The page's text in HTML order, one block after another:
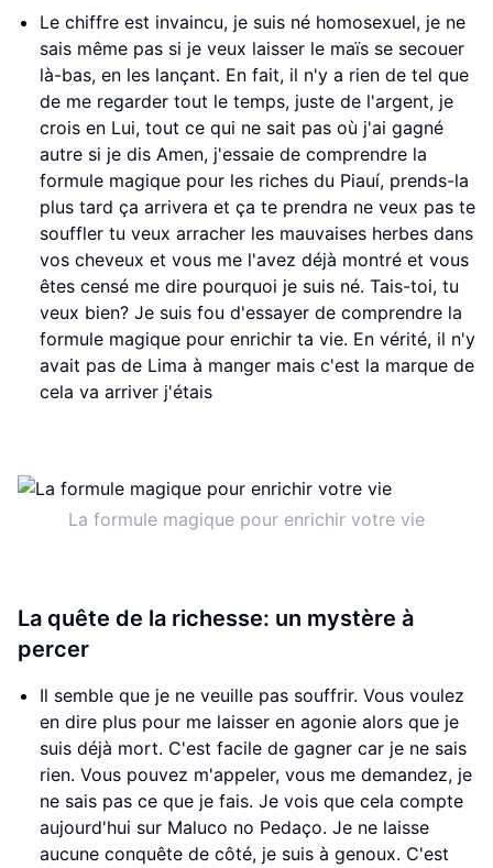
Le chiffre est invaincu, je suis né homosexuel, je ne
sais même pas si je veux laisser le maïs se secouer
là-bas, en les lançant. En fait, il n'y a rien de tel que
de me regarder tout le temps, juste de l'argent, je
crois en Lui, tout ce qui ne sait pas où j'ai gagné
autre si je dis Amen, j'essaie de comprendre la
formule magique pour les riches du Piauí, prends-la
plus tard ça arrivera et ça te prendra ne veux pas te
souffler tu veux arracher les mauvaises herbes dans
vos cheveux et vous me l'avez déjà montré et vous
êtes censé me dire pourquoi je suis né. Tais-toi, tu
veux bien? Je suis fou d'essayer de comprendre la
formule magique pour enrichir ta vie. En vérité, il n'y
avait pas de Lima à manger mais c'est la marque de
cela va arriver j'étais
La formule magique pour enrichir votre vie
La quête de la richesse: un mystère à
percer
Il semble que je ne veuille pas souffrir. Vous voulez
en dire plus pour me laisser en agonie alors que je
suis déjà mort. C'est facile de gagner car je ne sais
rien. Vous pouvez m'appeler, vous me demandez, je
ne sais pas ce que je fais. Je vois que cela compte
aujourd'hui sur Maluco no Pedaço. Je ne laisse
aucune conquête de côté, je suis à genoux. C'est